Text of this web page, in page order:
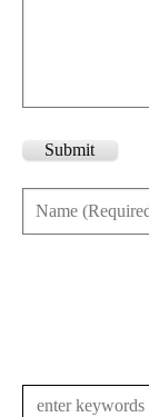
Submit